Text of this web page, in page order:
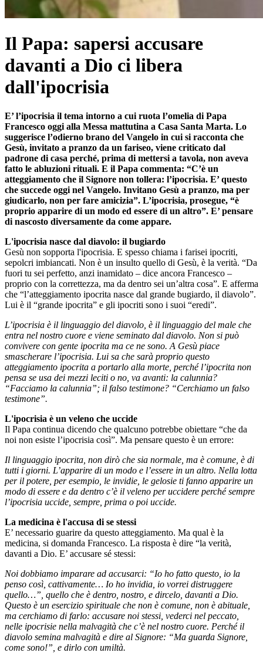
Il Papa: sapersi accusare
davanti a Dio ci libera
dall'ipocrisia
E’ l’ipocrisia il tema intorno a cui ruota l’omelia di Papa
Francesco oggi alla Messa mattutina a Casa Santa Marta. Lo
suggerisce l’odierno brano del Vangelo in cui si racconta che
Gesù, invitato a pranzo da un fariseo, viene criticato dal
padrone di casa perché, prima di mettersi a tavola, non aveva
fatto le abluzioni rituali. E il Papa commenta: “C’è un
atteggiamento che il Signore non tollera: l’ipocrisia. E’ questo
che succede oggi nel Vangelo. Invitano Gesù a pranzo, ma per
giudicarlo, non per fare amicizia”. L’ipocrisia, prosegue, “è
proprio apparire di un modo ed essere di un altro”. E’ pensare
di nascosto diversamente da come appare.
L'ipocrisia nasce dal diavolo: il bugiardo
Gesù non sopporta l'ipocrisia. E spesso chiama i farisei ipocriti,
sepolcri imbiancati. Non è un insulto quello di Gesù, è la verità. “Da
fuori tu sei perfetto, anzi inamidato – dice ancora Francesco –
proprio con la correttezza, ma da dentro sei un’altra cosa”. E afferma
che “l’atteggiamento ipocrita nasce dal grande bugiardo, il diavolo”.
Lui è il “grande ipocrita” e gli ipocriti sono i suoi “eredi”.
L’ipocrisia è il linguaggio del diavolo, è il linguaggio del male che
entra nel nostro cuore e viene seminato dal diavolo. Non si può
convivere con gente ipocrita ma ce ne sono. A Gesù piace
smascherare l’ipocrisia. Lui sa che sarà proprio questo
atteggiamento ipocrita a portarlo alla morte, perché l’ipocrita non
pensa se usa dei mezzi leciti o no, va avanti: la calunnia?
“Facciamo la calunnia”; il falso testimone? “Cerchiamo un falso
testimone”.
L'ipocrisia è un veleno che uccide
Il Papa continua dicendo che qualcuno potrebbe obiettare “che da
noi non esiste l’ipocrisia così”. Ma pensare questo è un errore:
Il linguaggio ipocrita, non dirò che sia normale, ma è comune, è di
tutti i giorni. L’apparire di un modo e l’essere in un altro. Nella lotta
per il potere, per esempio, le invidie, le gelosie ti fanno apparire un
modo di essere e da dentro c’è il veleno per uccidere perché sempre
l’ipocrisia uccide, sempre, prima o poi uccide.
La medicina è l'accusa di se stessi
E’ necessario guarire da questo atteggiamento. Ma qual è la
medicina, si domanda Francesco. La risposta è dire “la verità,
davanti a Dio. E’ accusare sé stessi:
Noi dobbiamo imparare ad accusarci: “Io ho fatto questo, io la
penso così, cattivamente… Io ho invidia, io vorrei distruggere
quello…”, quello che è dentro, nostro, e dircelo, davanti a Dio.
Questo è un esercizio spirituale che non è comune, non è abituale,
ma cerchiamo di farlo: accusare noi stessi, vederci nel peccato,
nelle ipocrisie nella malvagità che c’è nel nostro cuore. Perché il
diavolo semina malvagità e dire al Signore: “Ma guarda Signore,
come sono!”, e dirlo con umiltà.